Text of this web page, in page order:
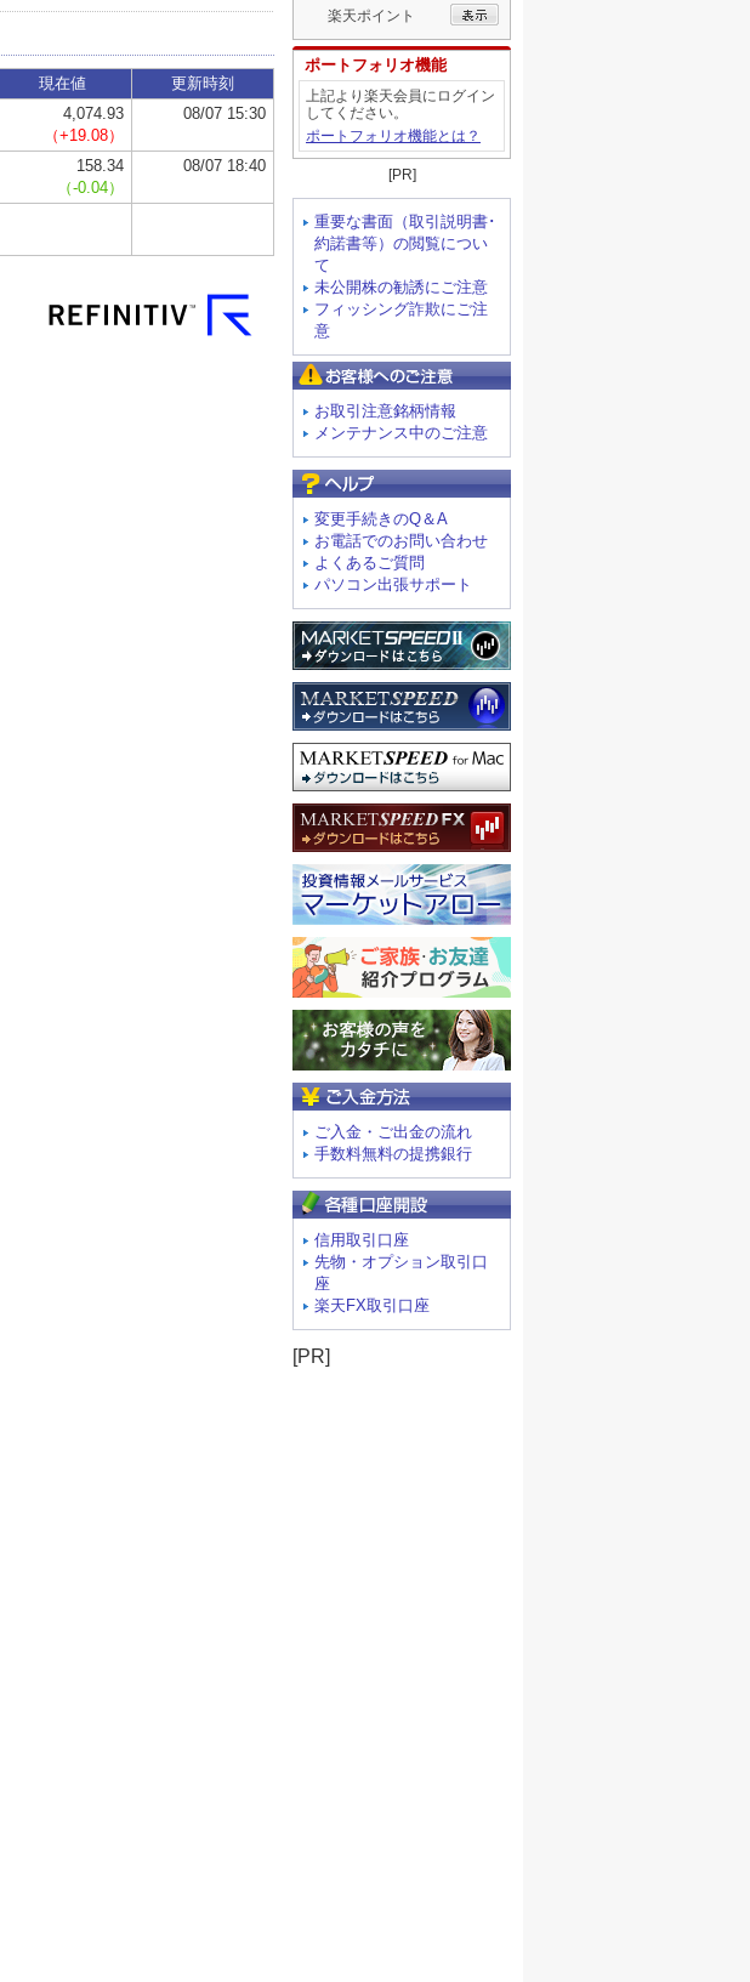
楽天ポイント
ポートフォリオ機能
上記より楽天会員にログイン
してください。
ポートフォリオ機能とは？
[PR]
重要な書面（取引説明書･
約諾書等）の閲覧につい
て
未公開株の勧誘にご注意
フィッシング詐欺にご注
意
お取引注意銘柄情報
メンテナンス中のご注意
変更手続きのQ＆A
お電話でのお問い合わせ
よくあるご質問
パソコン出張サポート
ご入金・ご出金の流れ
手数料無料の提携銀行
信用取引口座
先物・オプション取引口
座
楽天FX取引口座
[PR]